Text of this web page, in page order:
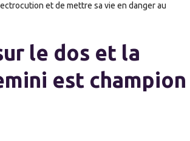
et de mettre sa vie en danger au
le dos et la
est champion